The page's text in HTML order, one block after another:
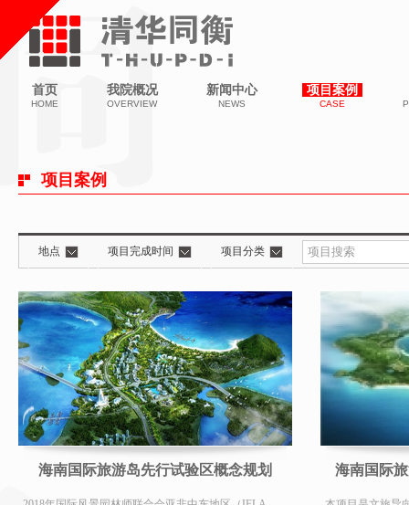
首页
HOME
我院概况
OVERVIEW
新闻中心
NEWS
项目案例
CASE
项目案例
地点 项目完成时间 项目分类
海南国际旅游岛先行试验区概念规划 海南国际